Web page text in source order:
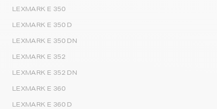
LEXMARK E 350
LEXMARK E 350 D
LEXMARK E 350 DN
LEXMARK E 352
LEXMARK E 352 DN
LEXMARK E 360
LEXMARK E 360 D